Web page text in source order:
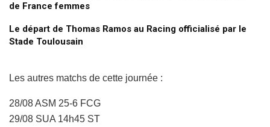
de France femmes
Le départ de Thomas Ramos au Racing officialisé par le
Stade Toulousain
Les autres matchs de cette journée :
28/08 ASM 25-6 FCG
29/08 SUA 14h45 ST